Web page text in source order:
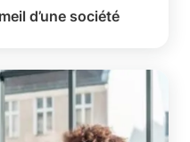
d’une société